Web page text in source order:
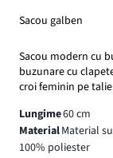
Sacou galben
Sacou modern cu
buzunare cu
croi feminin pe
Lungime60 cm
MaterialMaterial
100% poliester